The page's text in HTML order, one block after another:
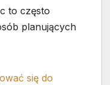
to często
planujących
się do